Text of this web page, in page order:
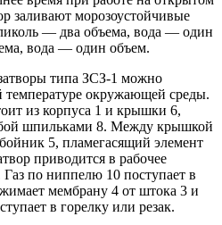
заливают морозоустойчивые
— два объема, вода — один
вода — один объем.
типа ЗСЗ-1 можно
температуре окружающей среды.
из корпуса 1 и крышки 6,
шпильками 8. Между крышкой
5, пламегасящий элемент
приводится в рабочее
по ниппелю 10 поступает в
мембрану 4 от штока 3 и
в горелку или резак.